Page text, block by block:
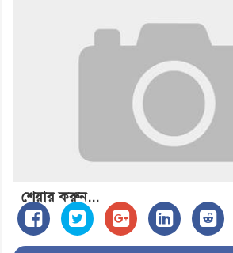
শেয়ার করুন...